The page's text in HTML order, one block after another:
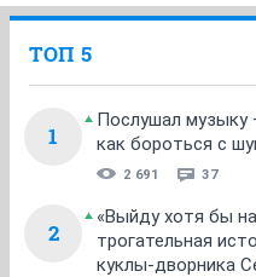
ТОП 5
1
Послушал музыку
как бороться с
2 691 37
2
«Выйду хотя бы
трогательная
куклы-дворника